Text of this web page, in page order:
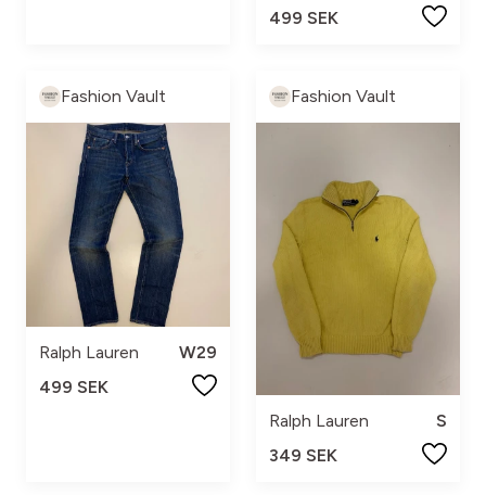
499 SEK
Fashion Vault
Ralph Lauren
W29
499 SEK
Fashion Vault
Ralph Lauren
S
349 SEK